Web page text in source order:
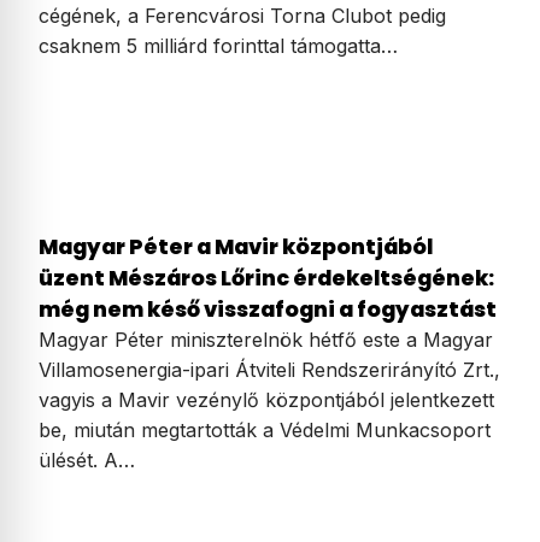
cégének, a Ferencvárosi Torna Clubot pedig
csaknem 5 milliárd forinttal támogatta…
Magyar Péter a Mavir központjából
üzent Mészáros Lőrinc érdekeltségének:
még nem késő visszafogni a fogyasztást
Magyar Péter miniszterelnök hétfő este a Magyar
Villamosenergia-ipari Átviteli Rendszerirányító Zrt.,
vagyis a Mavir vezénylő központjából jelentkezett
be, miután megtartották a Védelmi Munkacsoport
ülését. A…